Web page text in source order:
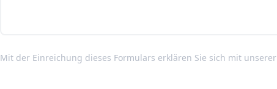
Mit der Einreichung dieses Formulars erklären Sie sich mit unserer